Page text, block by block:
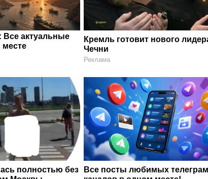
Все актуальные
месте
Кремль готовит нового
Чечни
Реклама
полностью без
Все посты любимых